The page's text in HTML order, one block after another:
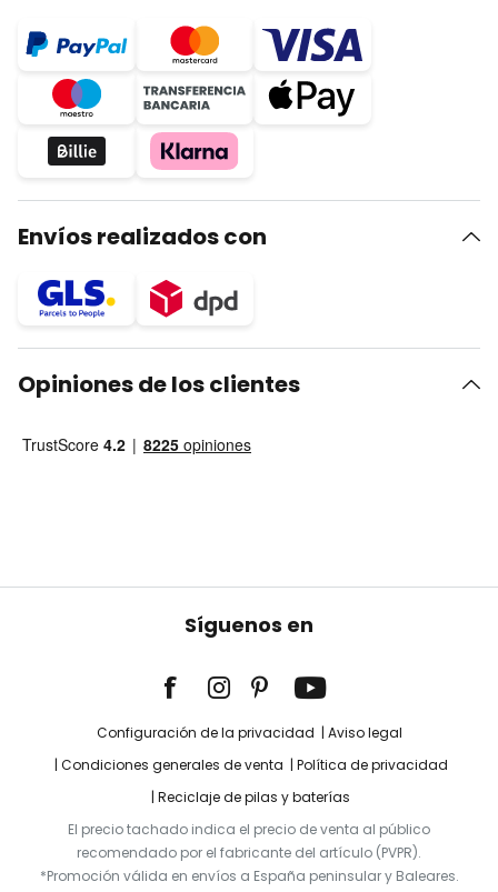
Envíos realizados con
Opiniones de los clientes
Síguenos en
Configuración de la privacidad
Aviso legal
Condiciones generales de venta
Política de privacidad
Reciclaje de pilas y baterías
El precio tachado indica el precio de venta al público
recomendado por el fabricante del artículo (PVPR).
*Promoción válida en envíos a España peninsular y Baleares.